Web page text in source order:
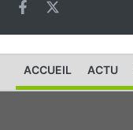
ACCUEIL ACTU